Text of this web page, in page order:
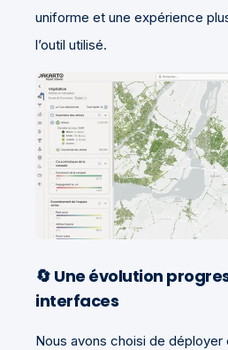
uniforme et une expérience
l’outil utilisé.
🔄 Une évolution
interfaces
Nous avons choisi de